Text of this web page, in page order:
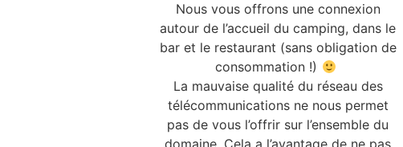
Nous vous offrons une connexion
autour de l’accueil du camping, dans le
bar et le restaurant (sans obligation de
consommation !)
La mauvaise qualité du réseau des
télécommunications ne nous permet
pas de vous l’offrir sur l’ensemble du
domaine. Cela a l’avantage de ne pas